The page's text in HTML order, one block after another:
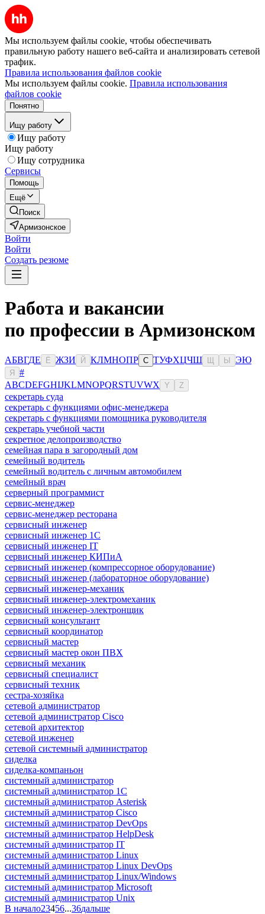
Мы используем файлы cookie, чтобы обеспечивать
правильную работу нашего веб-сайта и анализировать сетевой
трафик.
Правила использования файлов cookie
Мы используем файлы cookie. Правила использования
файлов cookie
Понятно
Ищу работу
Ищу работу
Ищу работу
Ищу сотрудника
Сервисы
Помощь
Ещё
Поиск
Армизонское
Войти
Войти
Создать резюме
Работа и вакансии
по профессии в Армизонском
АБВГДЕ Ё ЖЗИ Й КЛМНОПР С ТУФХЦЧШ Ы ЭЮ
Я
#
ABCDEFGHIJKLMNOPQRSTUVWX Y Z
секретарь суда
секретарь с функциями офис-менеджера
секретарь с функциями помощника руководителя
секретарь учебной части
секретное делопроизводство
семейная пара в загородный дом
семейный водитель
семейный водитель с личным автомобилем
семейный врач
серверный программист
сервис-менеджер
сервис-менеджер ресторана
сервисный инженер
сервисный инженер 1С
сервисный инженер IT
сервисный инженер КИПиА
сервисный инженер (компрессорное оборудование)
сервисный инженер (лабораторное оборудование)
сервисный инженер-механик
сервисный инженер-электромеханик
сервисный инженер-электронщик
сервисный консультант
сервисный координатор
сервисный мастер
сервисный мастер окон ПВХ
сервисный механик
сервисный специалист
сервисный техник
сестра-хозяйка
сетевой администратор
сетевой администратор Cisco
сетевой архитектор
сетевой инженер
сетевой системный администратор
сиделка
сиделка-компаньон
системный администратор
системный администратор 1С
системный администратор Asterisk
системный администратор Cisco
системный администратор DevOps
системный администратор HelpDesk
системный администратор IT
системный администратор Linux
системный администратор Linux DevOps
системный администратор Linux/Windows
системный администратор Microsoft
системный администратор Unix
В начало23456...36дальше